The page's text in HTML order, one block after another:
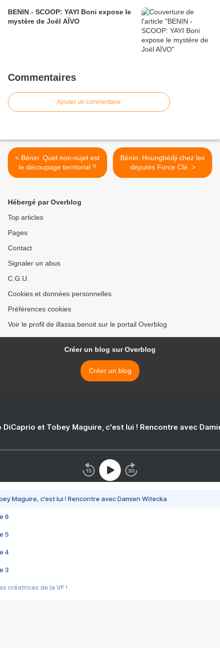
BENIN - SCOOP: YAYI Boni expose le
mystère de Joël AÏVO
Commentaires
Ajouter un commentaire
< Bénin: Quel non-sujet est
le découpage territorial ?
Bénin: Houngbédji chez les
députés Force Clé. >
Hébergé par Overblog
Top articles
Pages
Contact
Signaler un abus
C.G.U.
Cookies et données personnelles
Préférences cookies
Voir le profil de illassa.benoit sur le portail Overblog
Créer un blog sur Overblog
Créer un blog
DiCaprio et Tobey Maguire, c'est lui ! Rencontre avec
Maguire, c'est lui ! Rencontre avec Damien Witecka
6
5
4
3
créatrices de la VF !